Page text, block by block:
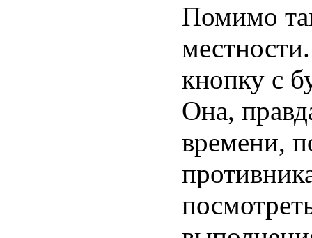
Помимо
кнопку с
Она,
времени,